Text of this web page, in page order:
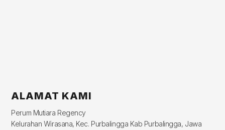
ALAMAT KAMI
Perum Mutiara Regency
Kelurahan Wirasana, Kec. Purbalingga Kab Purbalingga, Jawa